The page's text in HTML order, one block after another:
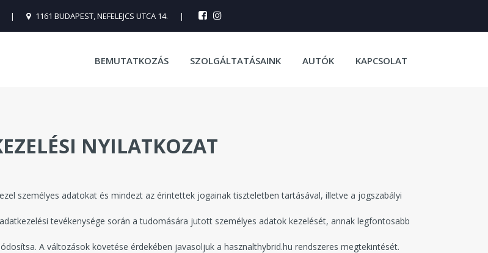
| 1161 BUDAPEST, NEFELEJCS UTCA 14. |
BEMUTATKOZÁS SZOLGÁLTATÁSAINK AUTÓK KAPCSOLAT
NYILATKOZAT
személyes adatokat és mindezt az érintettek jogainak tiszteletben tartásával, illetve a jogszabályi
tevékenysége során a tudomására jutott személyes adatok kezelését, annak legfontosabb
A változások követése érdekében javasoljuk a hasznalthybrid.hu rendszeres megtekintését.